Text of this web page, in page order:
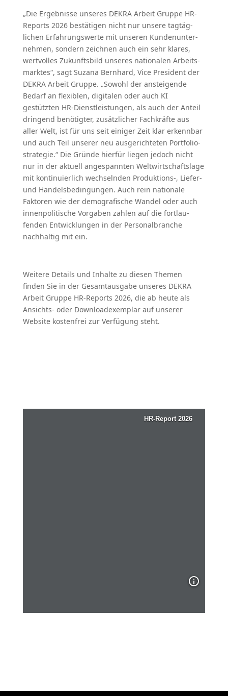
„Die Ergeb­nisse unseres DEKRA Arbeit Gruppe HR-
Reports 2026 bestä­tigen nicht nur unsere tagtäg­
lichen Erfah­rungs­werte mit unseren Kunden­un­ter­
nehmen, sondern zeichnen auch ein sehr klares,
wertvolles Zukunftsbild unseres natio­nalen Arbeits­
marktes“, sagt Suzana Bernhard, Vice President der
DEKRA Arbeit Gruppe. „Sowohl der anstei­gende
Bedarf an flexiblen, digitalen oder auch KI
gestützten HR-Dienst­leis­tungen, als auch der Anteil
dringend benötigter, zusätz­licher Fachkräfte aus
aller Welt, ist für uns seit einiger Zeit klar erkennbar
und auch Teil unserer neu ausge­rich­teten Portfo­lio­
stra­tegie.“ Die Gründe hierfür liegen jedoch nicht
nur in der aktuell angespannten Weltwirt­schaftslage
mit konti­nu­ierlich wechselnden Produktions‑, Liefer-
und Handels­be­din­gungen. Auch rein nationale
Faktoren wie der demogra­fische Wandel oder auch
innen­po­li­tische Vorgaben zahlen auf die fortlau­
fenden Entwick­lungen in der Perso­nal­branche
nachhaltig mit ein.
Weitere Details und Inhalte zu diesen Themen
finden Sie in der Gesamt­ausgabe unseres DEKRA
Arbeit Gruppe HR-Reports 2026, die ab heute als
Ansichts- oder Downloa­dex­emplar auf unserer
Website kostenfrei zur Verfügung steht.